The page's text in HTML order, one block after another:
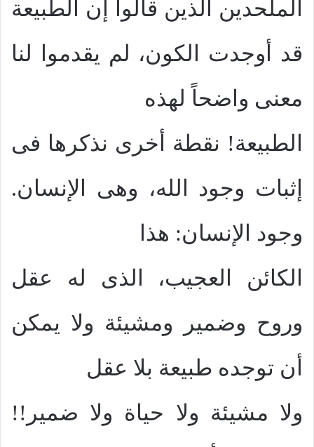
الملحدين الذين قالوا إن الطبيعة
قد أوجدت الكون، لم يقدموا لنا
معنى واضحاً لهذه
الطبيعة! نقطة أخرى نذكرها فى
إثبات وجود الله، وهى الإنسان.
وجود الإنسان: هذا
الكائن العجيب، الذى له عقل
وروح وضمير ومشيئة ولا يمكن
أن توجده طبيعة بلا عقل
ولا مشيئة ولا حياة ولا ضمير!!